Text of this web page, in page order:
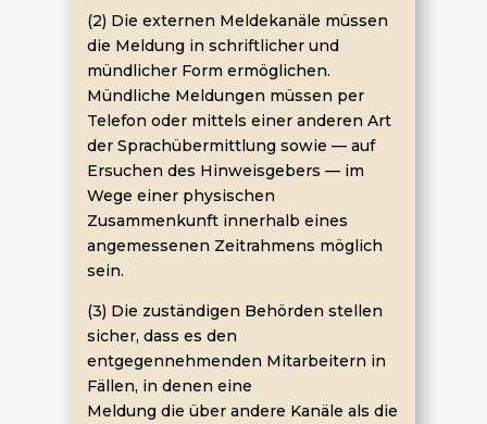
(2) Die externen Meldekanäle müssen
die Meldung in schriftlicher und
mündlicher Form ermöglichen.
Mündliche Meldungen müssen per
Telefon oder mittels einer anderen Art
der Sprachübermittlung sowie — auf
Ersuchen des Hinweisgebers — im
Wege einer physischen
Zusammenkunft innerhalb eines
angemessenen Zeitrahmens möglich
sein.
(3) Die zuständigen Behörden stellen
sicher, dass es den
entgegennehmenden Mitarbeitern in
Fällen, in denen eine
Meldung die über andere Kanäle als die